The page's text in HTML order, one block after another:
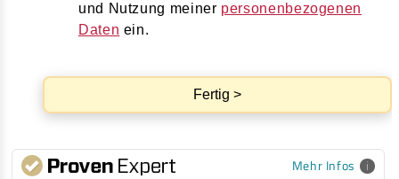
und Nutzung meiner personenbezogenen
Daten ein.
Fertig >
Mehr Infos